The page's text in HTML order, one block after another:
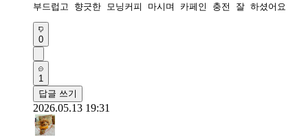
부드럽고 향긋한 모닝커피 마시며 카페인 충전 잘 하셨어요
0
1
답글 쓰기
2026.05.13 19:31